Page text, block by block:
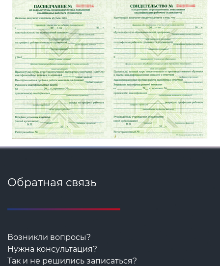
Обратная связь
Возникли вопросы?
Нужна консультация?
Так и не решились записаться?